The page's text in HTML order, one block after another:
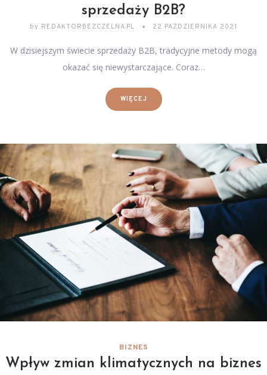
sprzedaży B2B?
by REDAKTORBEZCZELNA.PL 22 PAŹDZIERNIKA 2021
W dzisiejszym świecie sprzedaży B2B, tradycyjne metody mogą
okazać się niewystarczające. Coraz…
WIĘCEJ
BIZNES
Wpływ zmian klimatycznych na biznes